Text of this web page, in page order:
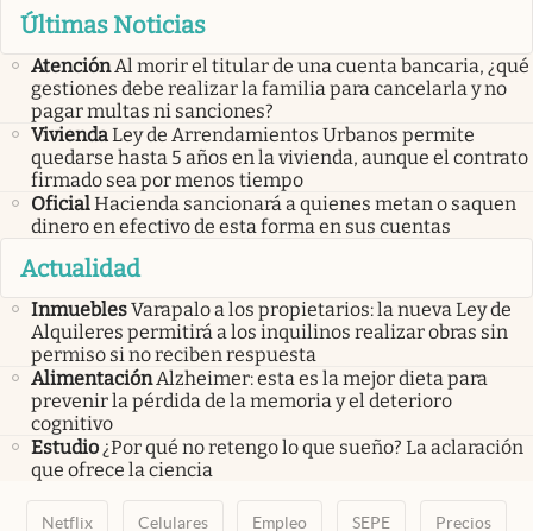
Últimas Noticias
AtenciónAl morir el titular de una cuenta bancaria, ¿qué
gestiones debe realizar la familia para cancelarla y no
pagar multas ni sanciones?
ViviendaLey de Arrendamientos Urbanos permite
quedarse hasta 5 años en la vivienda, aunque el contrato
firmado sea por menos tiempo
OficialHacienda sancionará a quienes metan o saquen
dinero en efectivo de esta forma en sus cuentas
Actualidad
InmueblesVarapalo a los propietarios: la nueva Ley de
Alquileres permitirá a los inquilinos realizar obras sin
permiso si no reciben respuesta
AlimentaciónAlzheimer: esta es la mejor dieta para
prevenir la pérdida de la memoria y el deterioro
cognitivo
Estudio¿Por qué no retengo lo que sueño? La aclaración
que ofrece la ciencia
Netflix Celulares Empleo SEPE Precios